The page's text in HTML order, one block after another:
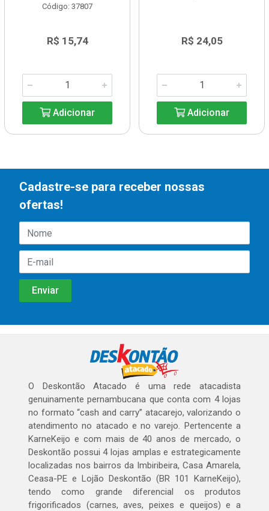
Código: 37807
R$ 15,74
Adicionar
R$ 24,05
Adicionar
Cadastre-se para receber nossas
ofertas!
O Deskontão Atacado é uma rede atacadista
genuinamente pernambucana que conta com 4 lojas
no formato “cash and carry” atacarejo, valorizando o
atendimento no atacado e no varejo. Pertencente a
KarneKeijo e com mais de 40 anos de mercado, o
Deskontão possui 4 lojas amplas e estrategicamente
localizadas nos bairros da Imbiribeira, Casa Amarela,
Ceasa-PE e Lojão Deskontão (BR 101 KarneKeijo),
tendo como grande diferencial os produtos
frigorificados (carnes, aves, peixes e queijos) e a